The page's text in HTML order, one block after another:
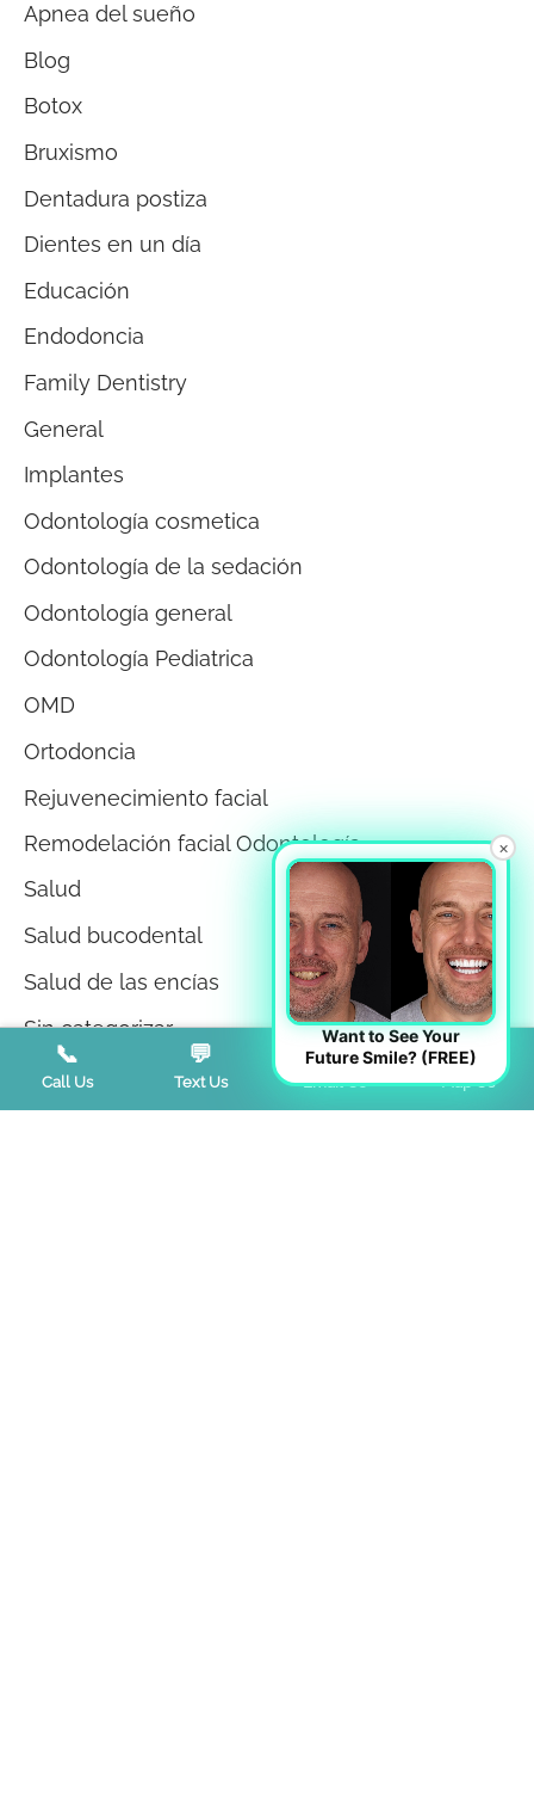
Apnea del sueño
Blog
Botox
Bruxismo
Dentadura postiza
Dientes en un día
Educación
Endodoncia
Family Dentistry
General
Implantes
Odontología cosmetica
Odontología de la sedación
Odontología general
Odontología Pediatrica
OMD
Ortodoncia
Rejuvenecimiento facial
Remodelación facial Odontología
Salud
Salud bucodental
Salud de las encías
Sin categorizar
Teeth Whitening
📞
Call Us
💬
Text Us
📧
Email Us
📍
Map Us
×
Want to See Your
Future Smile? (FREE)